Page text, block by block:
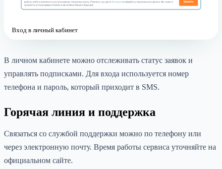
Вход в личный кабинет
В личном кабинете можно отслеживать статус заявок и
управлять подписками. Для входа используется номер
телефона и пароль, который приходит в SMS.
Горячая линия и поддержка
Связаться со службой поддержки можно по телефону или
через электронную почту. Время работы сервиса уточняйте на
официальном сайте.